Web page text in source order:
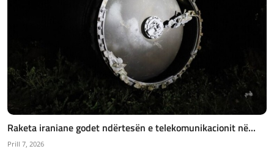
Raketa iraniane godet ndërtesën e telekomunikacionit në...
Prill 7, 2026